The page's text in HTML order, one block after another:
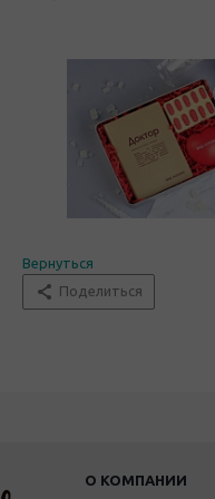
Вернуться
Поделиться
О КОМПАНИИ